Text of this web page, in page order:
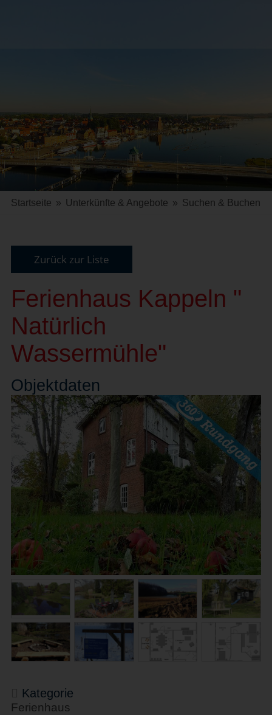
Startseite » Unterkünfte & Angebote » Suchen & Buchen
Zurück zur Liste
Ferienhaus Kappeln "
Natürlich
Wassermühle"
Objektdaten
Kategorie
Ferienhaus